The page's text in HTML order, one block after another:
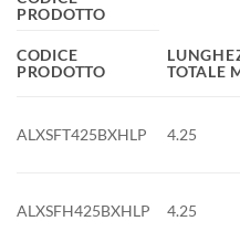
PRODOTTO
CODICE
PRODOTTO
TOTALE
ALXSFT425BXHLP 4.25
ALXSFH425BXHLP 4.25